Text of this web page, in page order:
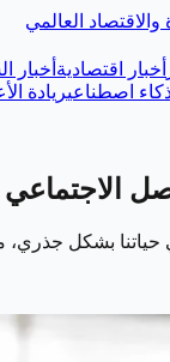
والاقتصاد العالمي
أخبار اقتصادية أخبار
اصطناعيريادة
الاجتماعي
حياتنا بشكل